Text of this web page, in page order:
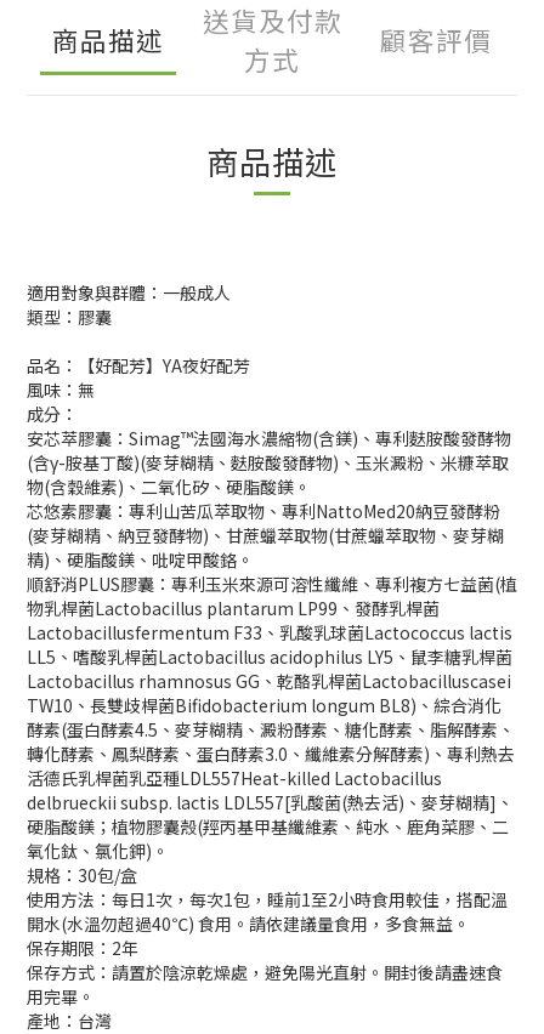
商品描述
送貨及付款
方式
顧客評價
商品描述
適用對象與群體：一般成人
類型：膠囊
品名：【好配芳】YA夜好配芳
風味：無
成分：
安芯萃膠囊：Simag™法國海水濃縮物(含鎂)、專利麩胺酸發酵物
(含γ-胺基丁酸)(麥芽糊精、麩胺酸發酵物)、玉米澱粉、米糠萃取
物(含穀維素)、二氧化矽、硬脂酸鎂。
芯悠素膠囊：專利山苦瓜萃取物、專利NattoMed20納豆發酵粉
(麥芽糊精、納豆發酵物)、甘蔗蠟萃取物(甘蔗蠟萃取物、麥芽糊
精)、硬脂酸鎂、吡啶甲酸鉻。
順舒消PLUS膠囊：專利玉米來源可溶性纖維、專利複方七益菌(植
物乳桿菌Lactobacillus plantarum LP99、發酵乳桿菌
Lactobacillusfermentum F33、乳酸乳球菌Lactococcus lactis
LL5、嗜酸乳桿菌Lactobacillus acidophilus LY5、鼠李糖乳桿菌
Lactobacillus rhamnosus GG、乾酪乳桿菌Lactobacilluscasei
TW10、長雙歧桿菌Bifidobacterium longum BL8)、綜合消化
酵素(蛋白酵素4.5、麥芽糊精、澱粉酵素、糖化酵素、脂解酵素、
轉化酵素、鳳梨酵素、蛋白酵素3.0、纖維素分解酵素)、專利熱去
活德氏乳桿菌乳亞種LDL557Heat-killed Lactobacillus
delbrueckii subsp. lactis LDL557[乳酸菌(熱去活)、麥芽糊精]、
硬脂酸鎂；植物膠囊殼(羥丙基甲基纖維素、純水、鹿角菜膠、二
氧化鈦、氯化鉀)。
規格：30包/盒
使用方法：每日1次，每次1包，睡前1至2小時食用較佳，搭配溫
開水(水溫勿超過40℃) 食用。請依建議量食用，多食無益。
保存期限：2年
保存方式： 請置於陰涼乾燥處，避免陽光直射。開封後請盡速食
用完畢。
產地：台灣